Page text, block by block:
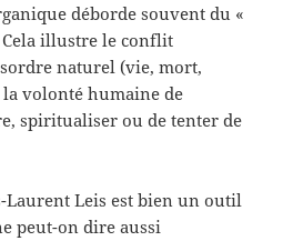
déborde souvent du «
Cela illustre le conflit
naturel (vie, mort,
volonté humaine de
spiritualiser ou de tenter de
Laurent Leis est bien un outil
peut-on dire aussi